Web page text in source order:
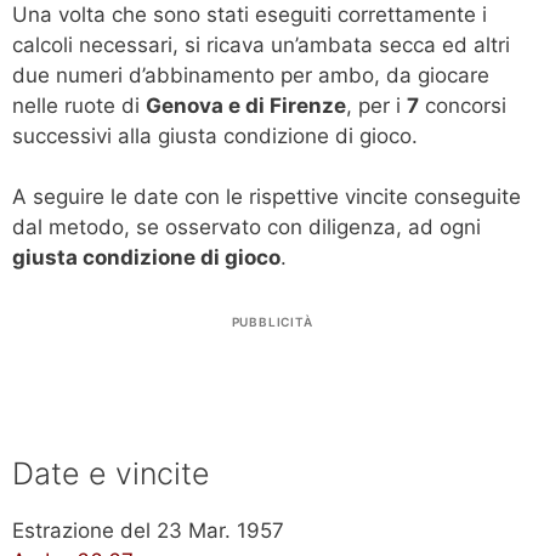
Una volta che sono stati eseguiti correttamente i
calcoli necessari, si ricava un’ambata secca ed altri
due numeri d’abbinamento per ambo, da giocare
nelle ruote di Genova e di Firenze, per i 7 concorsi
successivi alla giusta condizione di gioco.
A seguire le date con le rispettive vincite conseguite
dal metodo, se osservato con diligenza, ad ogni
giusta condizione di gioco.
PUBBLICITÀ
Date e vincite
Estrazione del 23 Mar. 1957